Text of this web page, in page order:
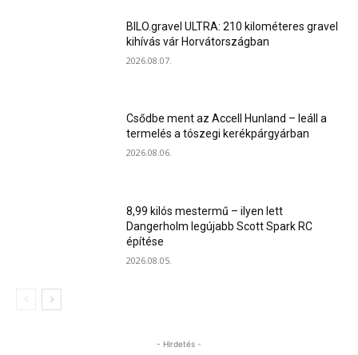
BILO.gravel ULTRA: 210 kilométeres gravel
kihívás vár Horvátországban
2026.08.07.
Csődbe ment az Accell Hunland – leáll a
termelés a tószegi kerékpárgyárban
2026.08.06.
8,99 kilós mestermű – ilyen lett
Dangerholm legújabb Scott Spark RC
építése
2026.08.05.
- Hirdetés -